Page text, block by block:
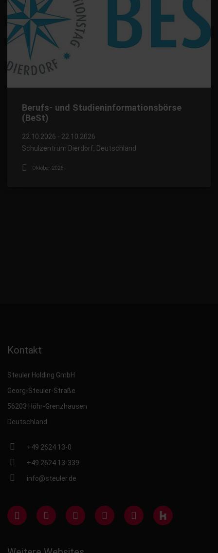
Berufs- und Studieninformationsbörse
(BeSt)
22.10.2026 - 22.10.2026
Schulzentrum Dierdorf, Deutschland
Oktober 2026
Kontakt
Steuler Holding GmbH
Georg-Steuler-Straße
56203 Höhr-Grenzhausen
Deutschland
+49 2624 13-0
+49 2624 13-339
info@steuler.de